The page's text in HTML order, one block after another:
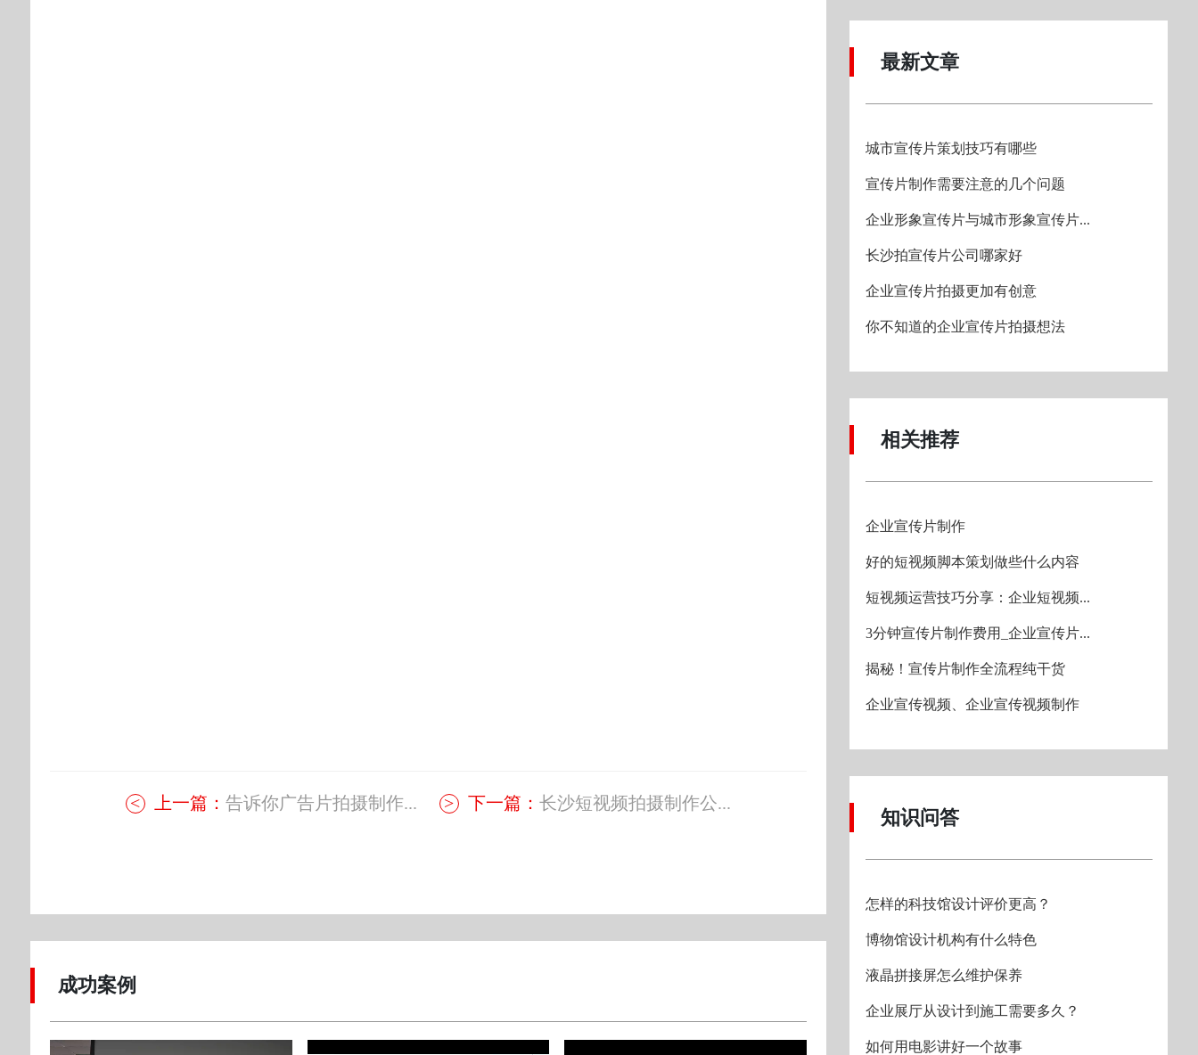
上一篇： 告诉你广告片拍摄制作... 下一篇： 长沙短视频拍摄制作公...
成功案例
最新文章
城市宣传片策划技巧有哪些
宣传片制作需要注意的几个问题
企业形象宣传片与城市形象宣传片...
长沙拍宣传片公司哪家好
企业宣传片拍摄更加有创意
你不知道的企业宣传片拍摄想法
相关推荐
企业宣传片制作
好的短视频脚本策划做些什么内容
短视频运营技巧分享：企业短视频...
3分钟宣传片制作费用_企业宣传片...
揭秘！宣传片制作全流程纯干货
企业宣传视频、企业宣传视频制作
知识问答
怎样的科技馆设计评价更高？
博物馆设计机构有什么特色
液晶拼接屏怎么维护保养
企业展厅从设计到施工需要多久？
如何用电影讲好一个故事